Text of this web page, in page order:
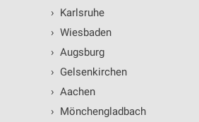
› Karlsruhe
› Wiesbaden
› Augsburg
› Gelsenkirchen
› Aachen
› Mönchengladbach